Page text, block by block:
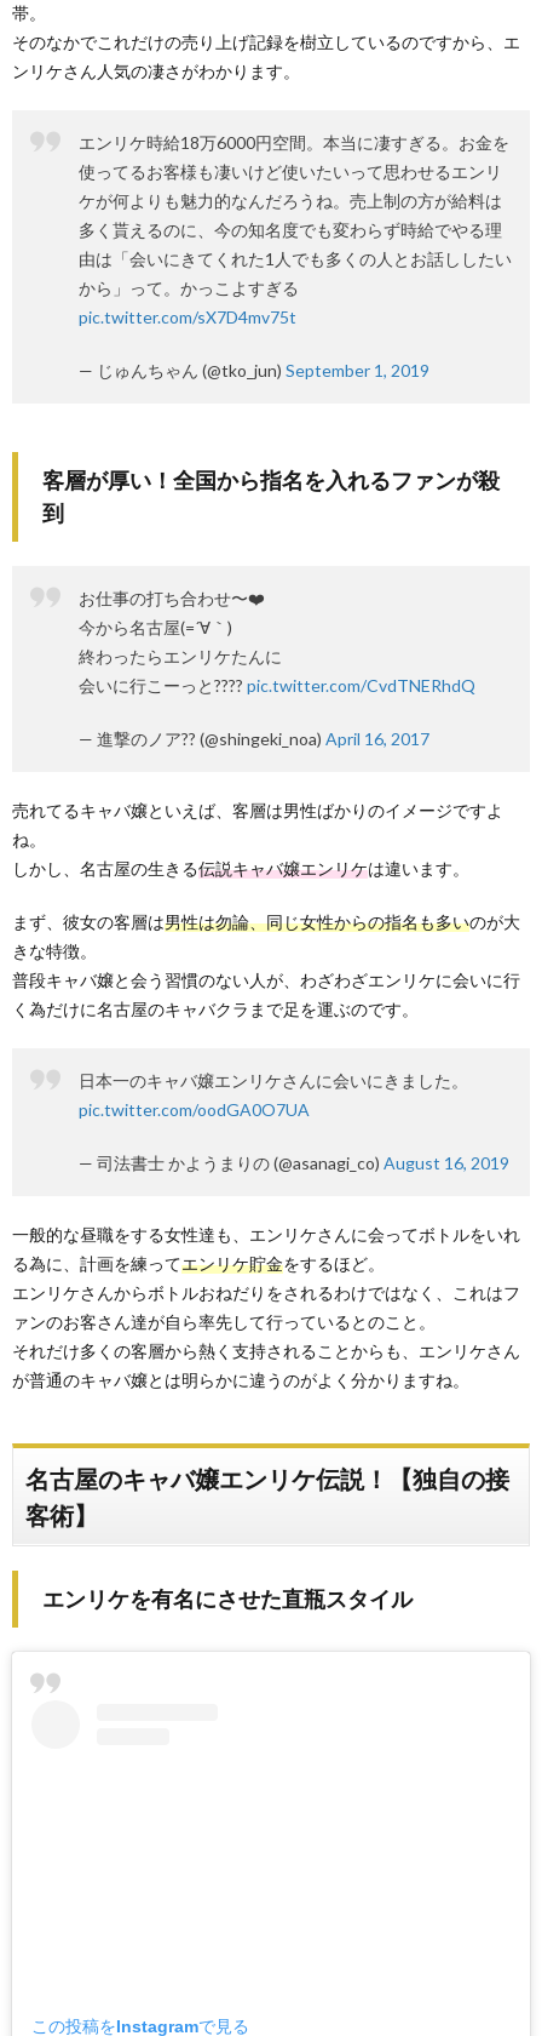
帯。
そのなかでこれだけの売り上げ記録を樹立しているのですから、エ
ンリケさん人気の凄さがわかります。
エンリケ時給18万6000円空間。本当に凄すぎる。お金を
使ってるお客様も凄いけど使いたいって思わせるエンリ
ケが何よりも魅力的なんだろうね。売上制の方が給料は
多く貰えるのに、今の知名度でも変わらず時給でやる理
由は「会いにきてくれた1人でも多くの人とお話ししたい
から」って。かっこよすぎる
pic.twitter.com/sX7D4mv75t
— じゅんちゃん (@tko_jun) September 1, 2019
客層が厚い！全国から指名を入れるファンが殺
到
お仕事の打ち合わせ〜❤️
今から名古屋(=´∀｀)
終わったらエンリケたんに
会いに行こーっと???? pic.twitter.com/CvdTNERhdQ
— 進撃のノア?? (@shingeki_noa) April 16, 2017
売れてるキャバ嬢といえば、客層は男性ばかりのイメージですよ
ね。
しかし、名古屋の生きる伝説キャバ嬢エンリケは違います。
まず、彼女の客層は男性は勿論、同じ女性からの指名も多いのが大
きな特徴。
普段キャバ嬢と会う習慣のない人が、わざわざエンリケに会いに行
く為だけに名古屋のキャバクラまで足を運ぶのです。
日本一のキャバ嬢エンリケさんに会いにきました。
pic.twitter.com/oodGA0O7UA
— 司法書士 かようまりの (@asanagi_co) August 16, 2019
一般的な昼職をする女性達も、エンリケさんに会ってボトルをいれ
る為に、計画を練ってエンリケ貯金をするほど。
エンリケさんからボトルおねだりをされるわけではなく、これはフ
ァンのお客さん達が自ら率先して行っているとのこと。
それだけ多くの客層から熱く支持されることからも、エンリケさん
が普通のキャバ嬢とは明らかに違うのがよく分かりますね。
名古屋のキャバ嬢エンリケ伝説！【独自の接
客術】
エンリケを有名にさせた直瓶スタイル
この投稿をInstagramで見る